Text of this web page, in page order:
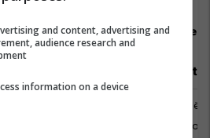
Architect
Prishtinë
6 Shtator
and content, advertising and
audience research and
information on a device